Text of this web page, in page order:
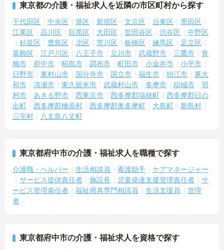
東京都の介護・福祉求人を近隣の市区町村から探す
千代田区 中央区 港区 新宿区 文京区 台東区
墨田区
江東区
品川区 目黒区 大田区 世田谷区 渋谷区
中野区
杉並区
豊島区 北区 荒川区 板橋区 練馬区
足立区
葛飾区
江戸川区 八王子市 立川市 武蔵野市 三鷹市
青
梅市
府中市 昭島市 調布市 町田市 小金井市
小平市
日野市
東村山市 国分寺市 国立市 福生市 狛江市
東大
和市
清瀬市 東久留米市 武蔵村山市 多摩市 稲城市
羽
村市
あきる野市 西東京市 西多摩郡瑞穂町
西多摩郡日の
出町
西多摩郡檜原村 西多摩郡奥多摩町 大島町
新島村
三宅村
八丈島八丈町
東京都府中市の介護・福祉求人を職種で探す
介護職・ヘルパー 生活相談員 看護助手
ケアマネージャー
サービス提供責任者
施設長 児童発達支援管理責任者
サ
ービス管理責任者
福祉用具専門相談員 生活支援員
管理
者
東京都府中市の介護・福祉求人を資格で探す